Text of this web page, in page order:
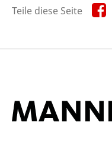
Teile diese Seite